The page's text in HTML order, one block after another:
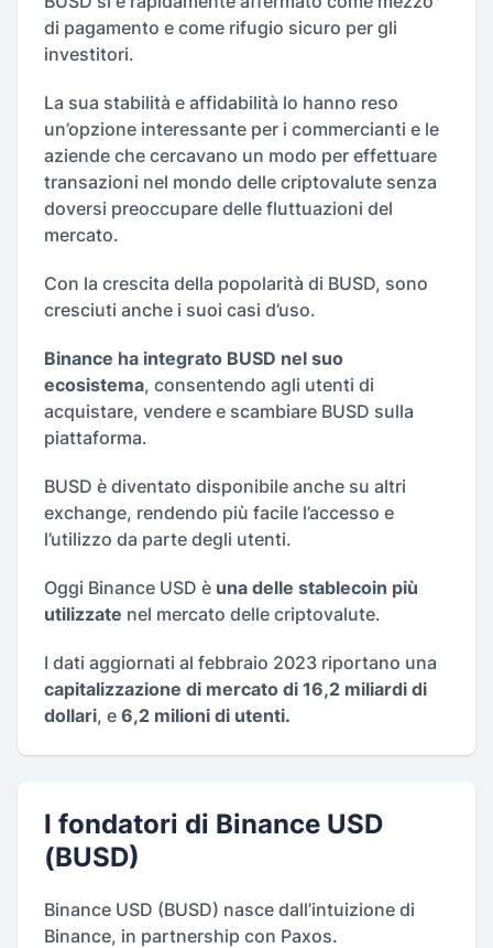
di pagamento e come rifugio sicuro per gli
investitori.
La sua stabilità e affidabilità lo hanno reso
un’opzione interessante per i commercianti e le
aziende che cercavano un modo per effettuare
transazioni nel mondo delle criptovalute senza
doversi preoccupare delle fluttuazioni del
mercato.
Con la crescita della popolarità di BUSD, sono
cresciuti anche i suoi casi d’uso.
Binance ha integrato BUSD nel suo
ecosistema, consentendo agli utenti di
acquistare, vendere e scambiare BUSD sulla
piattaforma.
BUSD è diventato disponibile anche su altri
exchange, rendendo più facile l’accesso e
l’utilizzo da parte degli utenti.
Oggi Binance USD è una delle stablecoin più
utilizzate nel mercato delle criptovalute.
I dati aggiornati al febbraio 2023 riportano una
capitalizzazione di mercato di 16,2 miliardi di
dollari, e 6,2 milioni di utenti.
I fondatori di Binance USD
(BUSD)
Binance USD (BUSD) nasce dall’intuizione di
Binance, in partnership con Paxos.